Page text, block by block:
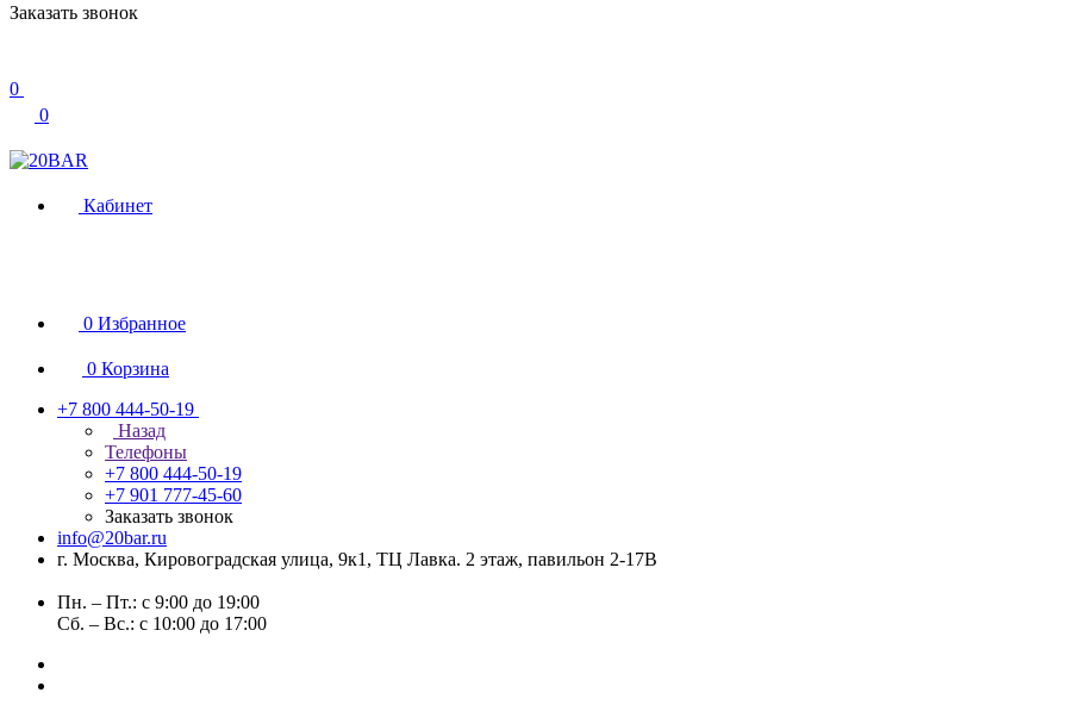
Заказать звонок
0
0
Кабинет
0 Избранное
0 Корзина
+7 800 444-50-19
Назад
Телефоны
+7 800 444-50-19
+7 901 777-45-60
Заказать звонок
info@20bar.ru
г. Москва, Кировоградская улица, 9к1, ТЦ Лавка. 2 этаж, павильон 2-17В
Пн. – Пт.: с 9:00 до 19:00
Сб. – Вс.: с 10:00 до 17:00